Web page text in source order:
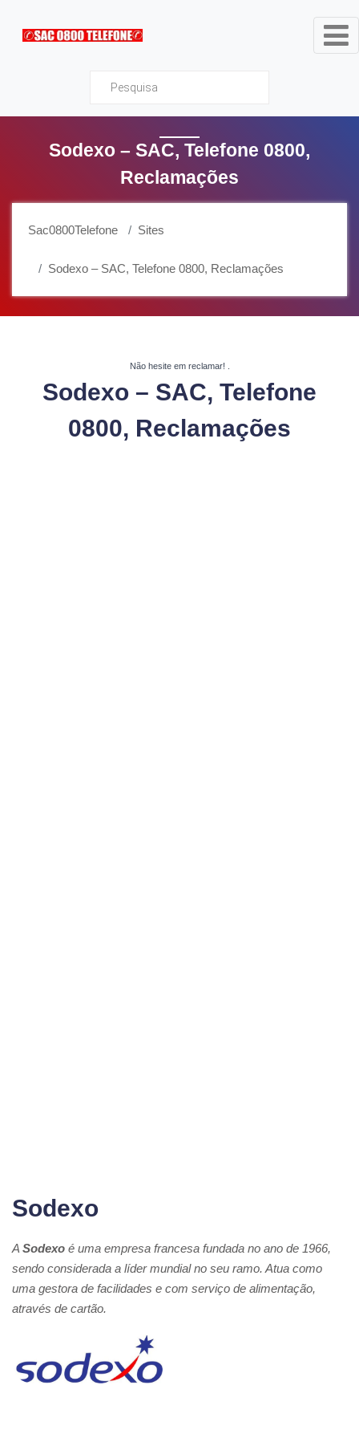
Sac0800Telefone
Sodexo – SAC, Telefone 0800,
Reclamações
Sac0800Telefone Sites
Sodexo – SAC, Telefone 0800, Reclamações
Não hesite em reclamar!
Sodexo – SAC, Telefone
0800, Reclamações
Sodexo
A Sodexo é uma empresa francesa fundada no ano de 1966,
sendo considerada a líder mundial no seu ramo. Atua como
uma gestora de facilidades e com serviço de alimentação,
através de cartão.